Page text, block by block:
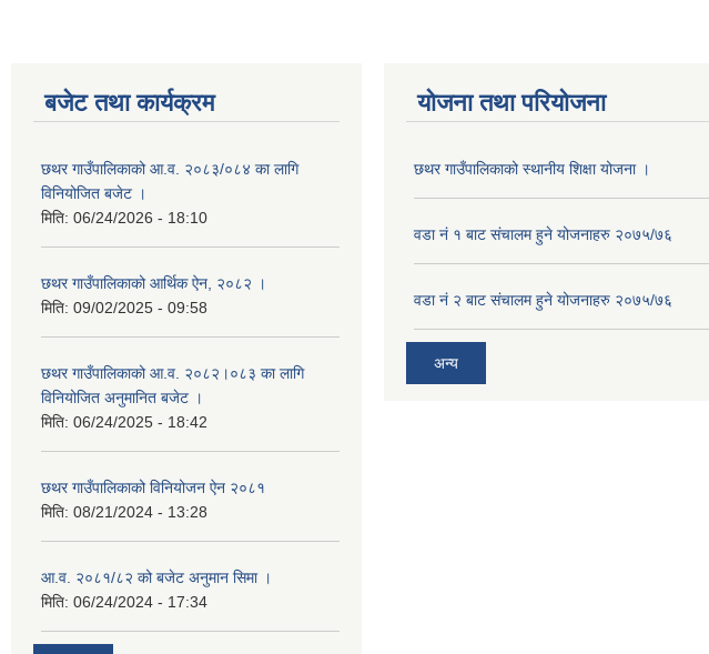
बजेट तथा कार्यक्रम
छथर गाउँपालिकाको आ.व. २०८३/०८४ का लागि
विनियोजित बजेट ।
मिति: 06/24/2026 - 18:10
छथर गाउँपालिकाको आर्थिक ऐन, २०८२ ।
मिति: 09/02/2025 - 09:58
छथर गाउँपालिकाको आ.व. २०८२।०८३ का लागि
विनियोजित अनुमानित बजेट ।
मिति: 06/24/2025 - 18:42
छथर गाउँपालिकाको विनियोजन ऐन २०८१
मिति: 08/21/2024 - 13:28
आ.व. २०८१/८२ को बजेट अनुमान सिमा ।
मिति: 06/24/2024 - 17:34
योजना तथा परियोजना
छथर गाउँपालिकाको स्थानीय शिक्षा योजना ।
वडा नं १ बाट संचालम हुने योजनाहरु २०७५/७६
वडा नं २ बाट संचालम हुने योजनाहरु २०७५/७६
अन्य